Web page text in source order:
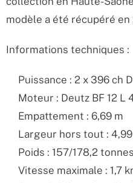
modèle a été récupéré en
Informations techniques :
Puissance : 2 x 396 ch
Moteur : Deutz BF 12 L
Empattement : 6,69 m
Largeur hors tout :
Poids : 157/178,2 tonnes
Vitesse maximale : 1,7